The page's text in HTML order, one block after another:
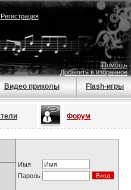
Регистрация
Помощь
Добавить в избранное
Видео приколы Flash-игры
Форум
Имя
Пароль